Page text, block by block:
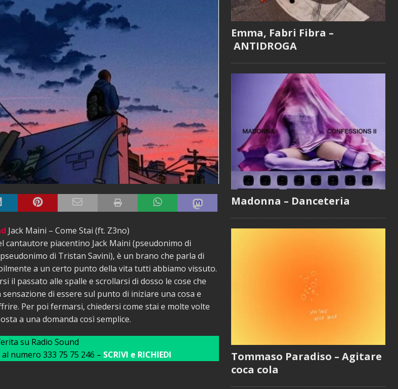
Jack Maini – Come Stai (ft. Z3no)
cantautore piacentino Jack Maini (pseudonimo di
di Tristan Savini), è un brano che parla di
a un certo punto della vita tutti abbiamo vissuto.
il passato alle spalle e scrollarsi di dosso le cose che
di essere sul punto di iniziare una cosa e
Per poi fermarsi, chiedersi come stai e molte volte
a una domanda così semplice.
su Radio Sound
al numero 333 75 75 246 – SCRIVI e RICHIEDI
Emma, Fabri Fibra –
ANTIDROGA
Madonna – Danceteria
Tommaso Paradiso – Agitare
coca cola